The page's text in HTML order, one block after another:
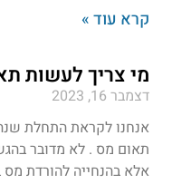
קרא עוד »
מי צריך לעשות תאום
דצמבר 16, 2023
אנחנו לקראת התחלת
תאום מס . לא מדובר
אלא בהנחייה להורדת